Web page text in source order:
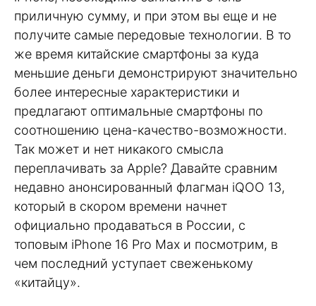
приличную сумму, и при этом вы еще и не
получите самые передовые технологии. В то
же время китайские смартфоны за куда
меньшие деньги демонстрируют значительно
более интересные характеристики и
предлагают оптимальные смартфоны по
соотношению цена-качество-возможности.
Так может и нет никакого смысла
переплачивать за Apple? Давайте сравним
недавно анонсированный флагман iQOO 13,
который в скором времени начнет
официально продаваться в России, с
топовым iPhone 16 Pro Max и посмотрим, в
чем последний уступает свеженькому
«китайцу».